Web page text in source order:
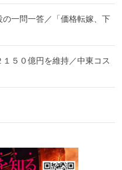
一問一答／「価格転嫁、下
５０億円を維持／中東コス